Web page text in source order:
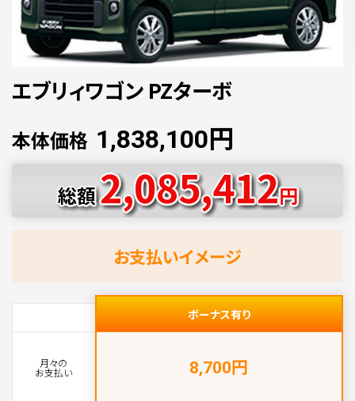
エブリィワゴン PZターボ
本体価格 1,838,100円
総額2,085,412円
お支払いイメージ
月々の
お支払い
ボーナス有り
8,700円